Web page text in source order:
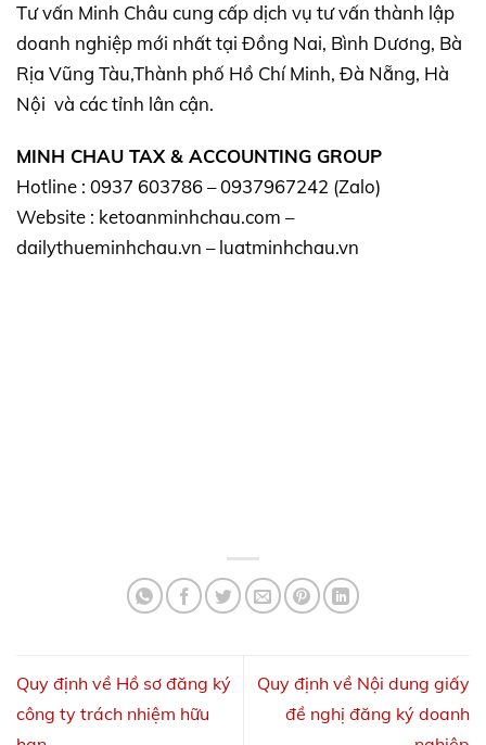
Tư vấn Minh Châu cung cấp dịch vụ tư vấn thành lập
doanh nghiệp mới nhất tại Đồng Nai, Bình Dương, Bà
Rịa Vũng Tàu,Thành phố Hồ Chí Minh, Đà Nẵng, Hà
Nội và các tỉnh lân cận.
MINH CHAU TAX & ACCOUNTING GROUP
Hotline : 0937 603786 – 0937967242 (Zalo)
Website : ketoanminhchau.com –
dailythueminhchau.vn – luatminhchau.vn
Quy định về Hồ sơ đăng ký
công ty trách nhiệm hữu
Quy định về Nội dung giấy
đề nghị đăng ký doanh